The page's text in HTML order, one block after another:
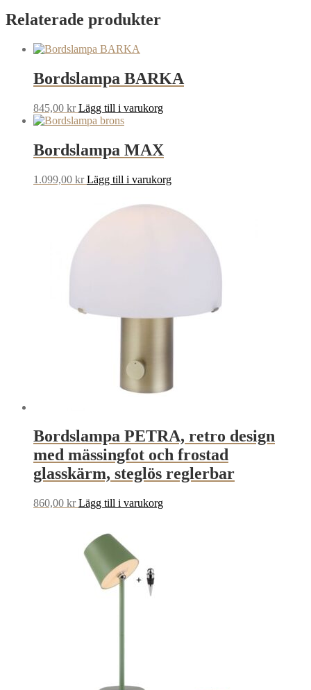
Relaterade produkter
Bordslampa BARKA
845,00 kr Lägg till i varukorg
Bordslampa MAX
1.099,00 kr Lägg till i varukorg
Bordslampa PETRA, retro design
med mässingfot och frostad
glasskärm, steglös reglerbar
860,00 kr Lägg till i varukorg